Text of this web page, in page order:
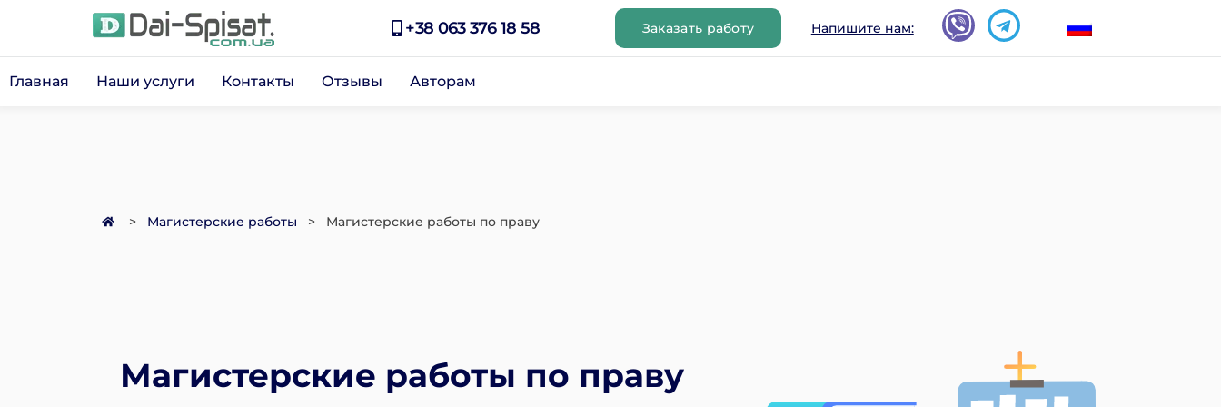
+38 063 376 18 58 Заказать работу Напишите нам:
Главная Наши услуги Контакты Отзывы Авторам
> Магистерские работы > Магистерские работы по праву
Магистерские работы по праву